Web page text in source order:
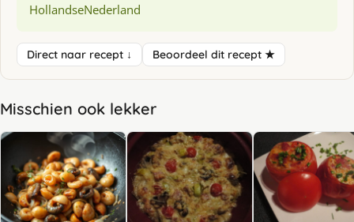
HollandseNederland
Direct naar recept ↓ Beoordeel dit recept ★
Misschien ook lekker